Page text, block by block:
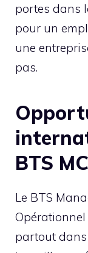
portes dans
pour un
une
pas.
BTS
Le BTS
Opérationnel
partout